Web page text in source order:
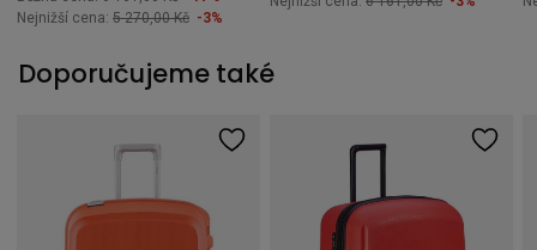
Nejnižší cena: 5 270,00 Kč -3%
Doporučujeme také